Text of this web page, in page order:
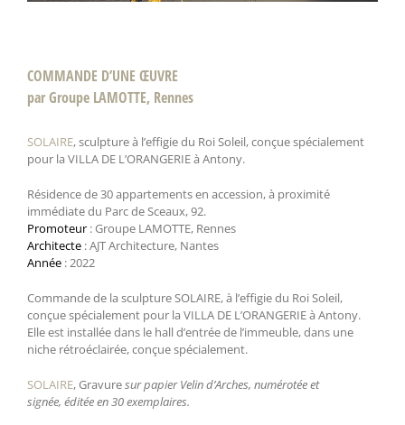
COMMANDE D’UNE ŒUVRE
par Groupe LAMOTTE, Rennes
SOLAIRE, sculpture à l’effigie du Roi Soleil, conçue spécialement
pour la VILLA DE L’ORANGERIE à Antony.
Résidence de 30 appartements en accession, à proximité
immédiate du Parc de Sceaux, 92.
Promoteur : Groupe LAMOTTE, Rennes
Architecte : AJT Architecture, Nantes
Année : 2022
Commande de la sculpture SOLAIRE, à l’effigie du Roi Soleil,
conçue spécialement pour la VILLA DE L’ORANGERIE à Antony.
Elle est installée dans le hall d’entrée de l’immeuble, dans une
niche rétroéclairée, conçue spécialement.
SOLAIRE, Gravuresur papier Velin d’Arches, numérotée et
signée, éditée en 30 exemplaires.